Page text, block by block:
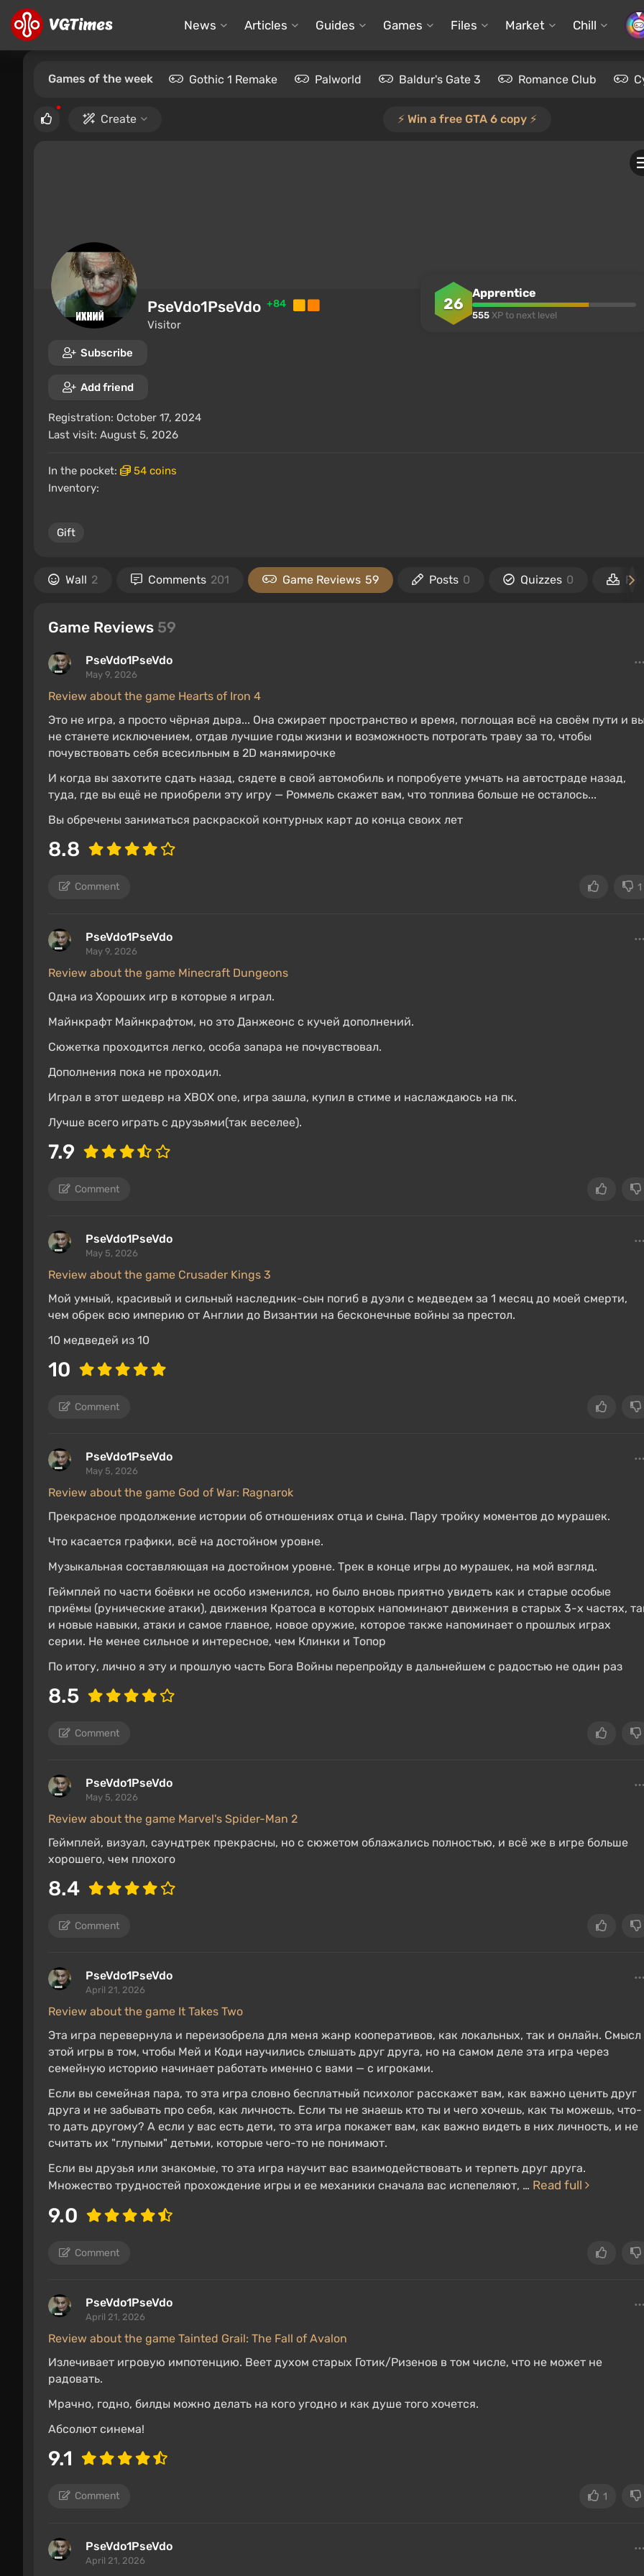
News Articles Guides Games Files Market Chill
Games of the week Gothic 1 Remake Palworld Baldur's Gate 3 Romance Club
Create ⚡️ Win a free GTA 6 copy ⚡️
PseVdo1PseVdo +84
Visitor
Subscribe
Add friend
Registration: October 17, 2024
Last visit: August 5, 2026
26
Apprentice
555 XP to next level
In the pocket:
54 coins
Inventory:
Gift
Wall 2 Comments 201 Game Reviews 59 Posts 0 Quizzes 0
Game Reviews 59
PseVdo1PseVdo
May 9, 2026
Review about the game Hearts of Iron 4
Это не игра, а просто чёрная дыра... Она сжирает пространство и время, поглощая всё на своём пути и
не станете исключением, отдав лучшие годы жизни и возможность потрогать траву за то, чтобы
почувствовать себя всесильным в 2D манямирочке
И когда вы захотите сдать назад, сядете в свой автомобиль и попробуете умчать на автостраде назад,
туда, где вы ещё не приобрели эту игру — Роммель скажет вам, что топлива больше не осталось...
Вы обречены заниматься раскраской контурных карт до конца своих лет
8.8
Comment 1
PseVdo1PseVdo
May 9, 2026
Review about the game Minecraft Dungeons
Одна из Хороших игр в которые я играл.
Майнкрафт Майнкрафтом, но это Данжеонс с кучей дополнений.
Сюжетка проходится легко, особа запара не почувствовал.
Дополнения пока не проходил.
Играл в этот шедевр на XBOX one, игра зашла, купил в стиме и наслаждаюсь на пк.
Лучше всего играть с друзьями(так веселее).
7.9
Comment
PseVdo1PseVdo
May 5, 2026
Review about the game Crusader Kings 3
Мой умный, красивый и сильный наследник-сын погиб в дуэли с медведем за 1 месяц до моей смерти,
чем обрек всю империю от Англии до Византии на бесконечные войны за престол.
10 медведей из 10
10
Comment
PseVdo1PseVdo
May 5, 2026
Review about the game God of War: Ragnarok
Прекрасное продолжение истории об отношениях отца и сына. Пару тройку моментов до мурашек.
Что касается графики, всё на достойном уровне.
Музыкальная составляющая на достойном уровне. Трек в конце игры до мурашек, на мой взгляд.
Геймплей по части боёвки не особо изменился, но было вновь приятно увидеть как и старые особые
приёмы (рунические атаки), движения Кратоса в которых напоминают движения в старых 3-х частях,
и новые навыки, атаки и самое главное, новое оружие, которое также напоминает о прошлых играх
серии. Не менее сильное и интересное, чем Клинки и Топор
По итогу, лично я эту и прошлую часть Бога Войны перепройду в дальнейшем с радостью не один раз
8.5
Comment
PseVdo1PseVdo
May 5, 2026
Review about the game Marvel's Spider-Man 2
Геймплей, визуал, саундтрек прекрасны, но с сюжетом облажались полностью, и всё же в игре больше
хорошего, чем плохого
8.4
Comment
PseVdo1PseVdo
April 21, 2026
Review about the game It Takes Two
Эта игра перевернула и переизобрела для меня жанр кооперативов, как локальных, так и онлайн. Смысл
этой игры в том, чтобы Мей и Коди научились слышать друг друга, но на самом деле эта игра через
семейную историю начинает работать именно с вами — с игроками.
Если вы семейная пара, то эта игра словно бесплатный психолог расскажет вам, как важно ценить друг
друга и не забывать про себя, как личность. Если ты не знаешь кто ты и чего хочешь, как ты можешь, что-
то дать другому? А если у вас есть дети, то эта игра покажет вам, как важно видеть в них личность, и не
считать их "глупыми" детьми, которые чего-то не понимают.
Если вы друзья или знакомые, то эта игра научит вас взаимодействовать и терпеть друг друга.
Множество трудностей прохождение игры и ее механики сначала вас испепеляют, … Read full
9.0
Comment
PseVdo1PseVdo
April 21, 2026
Review about the game Tainted Grail: The Fall of Avalon
Излечивает игровую импотенцию. Веет духом старых Готик/Ризенов в том числе, что не может не
радовать.
Мрачно, годно, билды можно делать на кого угодно и как душе того хочется.
Абсолют синема!
9.1
Comment 1
PseVdo1PseVdo
April 21, 2026